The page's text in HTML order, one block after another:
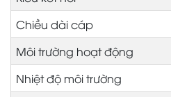
Chiều dài cáp
Môi trường hoạt động
Nhiệt độ môi trường